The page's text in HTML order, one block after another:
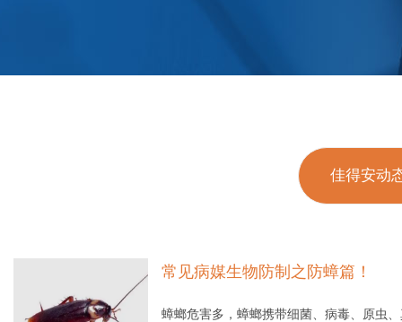
佳得安动
常见病媒生物防制之防蟑篇！
蟑螂危害多，蟑螂携带细菌、病毒、原虫